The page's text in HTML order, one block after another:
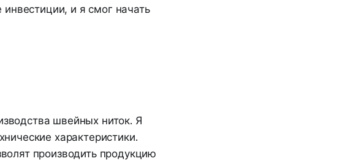
и я смог начать
швейных ниток. Я
характеристики.
производить продукцию